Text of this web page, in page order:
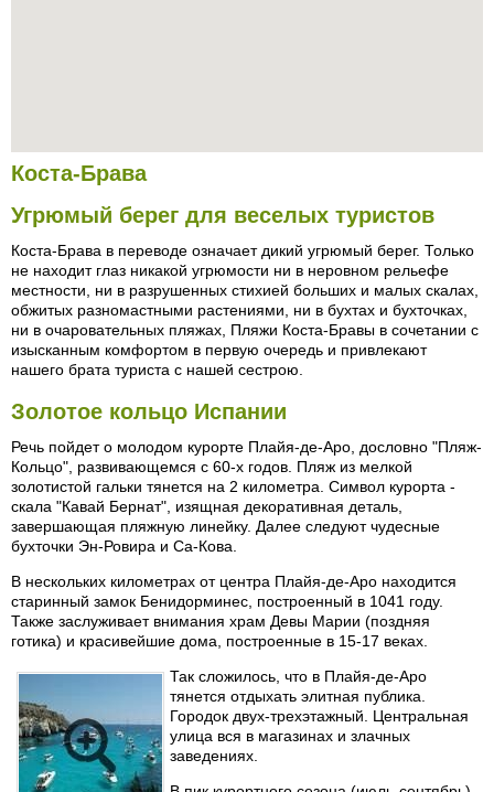
Коста-Брава
Угрюмый берег для веселых туристов
Коста-Брава в переводе означает дикий угрюмый берег. Только
не находит глаз никакой угрюмости ни в неровном рельефе
местности, ни в разрушенных стихией больших и малых скалах,
обжитых разномастными растениями, ни в бухтах и бухточках,
ни в очаровательных пляжах, Пляжи Коста-Бравы в сочетании с
изысканным комфортом в первую очередь и привлекают
нашего брата туриста с нашей сестрою.
Золотое кольцо Испании
Речь пойдет о молодом курорте Плайя-де-Аро, дословно "Пляж-
Кольцо", развивающемся с 60-х годов. Пляж из мелкой
золотистой гальки тянется на 2 километра. Символ курорта -
скала "Кавай Бернат", изящная декоративная деталь,
завершающая пляжную линейку. Далее следуют чудесные
бухточки Эн-Ровира и Са-Кова.
В нескольких километрах от центра Плайя-де-Аро находится
старинный замок Бенидорминес, построенный в 1041 году.
Также заслуживает внимания храм Девы Марии (поздняя
готика) и красивейшие дома, построенные в 15-17 веках.
Так сложилось, что в Плайя-де-Аро
тянется отдыхать элитная публика.
Городок двух-трехэтажный. Центральная
улица вся в магазинах и злачных
заведениях.